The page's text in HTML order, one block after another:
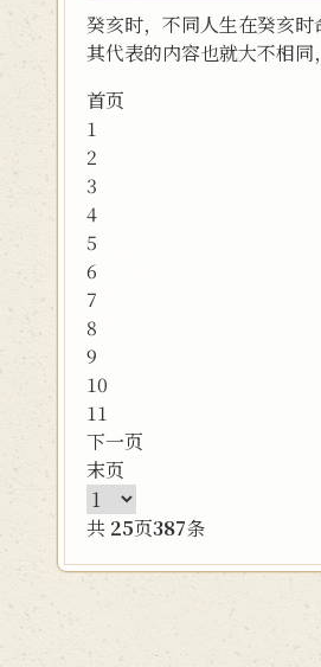
癸亥时，不同人生在癸亥时
其代表的内容也就大不相
首页
1
2
3
4
5
6
7
8
9
10
11
下一页
末页
共 25页387条